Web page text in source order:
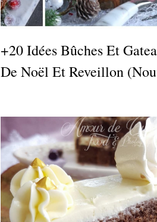
+20 Idées Bûches Et
De Noël Et Reveillon